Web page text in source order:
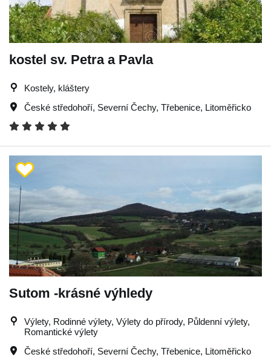
kostel sv. Petra a Pavla
Kostely, kláštery
České středohoří, Severní Čechy, Třebenice, Litoměřicko
Sutom -krásné výhledy
Výlety, Rodinné výlety, Výlety do přírody, Půldenní výlety,
Romantické výlety
České středohoří, Severní Čechy, Třebenice, Litoměřicko